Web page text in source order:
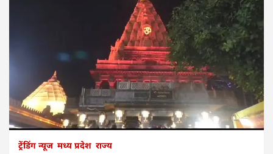
ट्रेंडिंग न्यूज मध्य प्रदेश राज्य